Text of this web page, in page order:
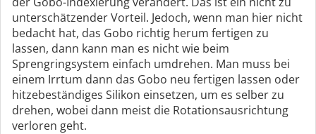
unterschätzender Vorteil. Jedoch, wenn man hier nicht
bedacht hat, das Gobo richtig herum fertigen zu
lassen, dann kann man es nicht wie beim
Sprengringsystem einfach umdrehen. Man muss bei
einem Irrtum dann das Gobo neu fertigen lassen oder
hitzebeständiges Silikon einsetzen, um es selber zu
drehen, wobei dann meist die Rotationsausrichtung
verloren geht.